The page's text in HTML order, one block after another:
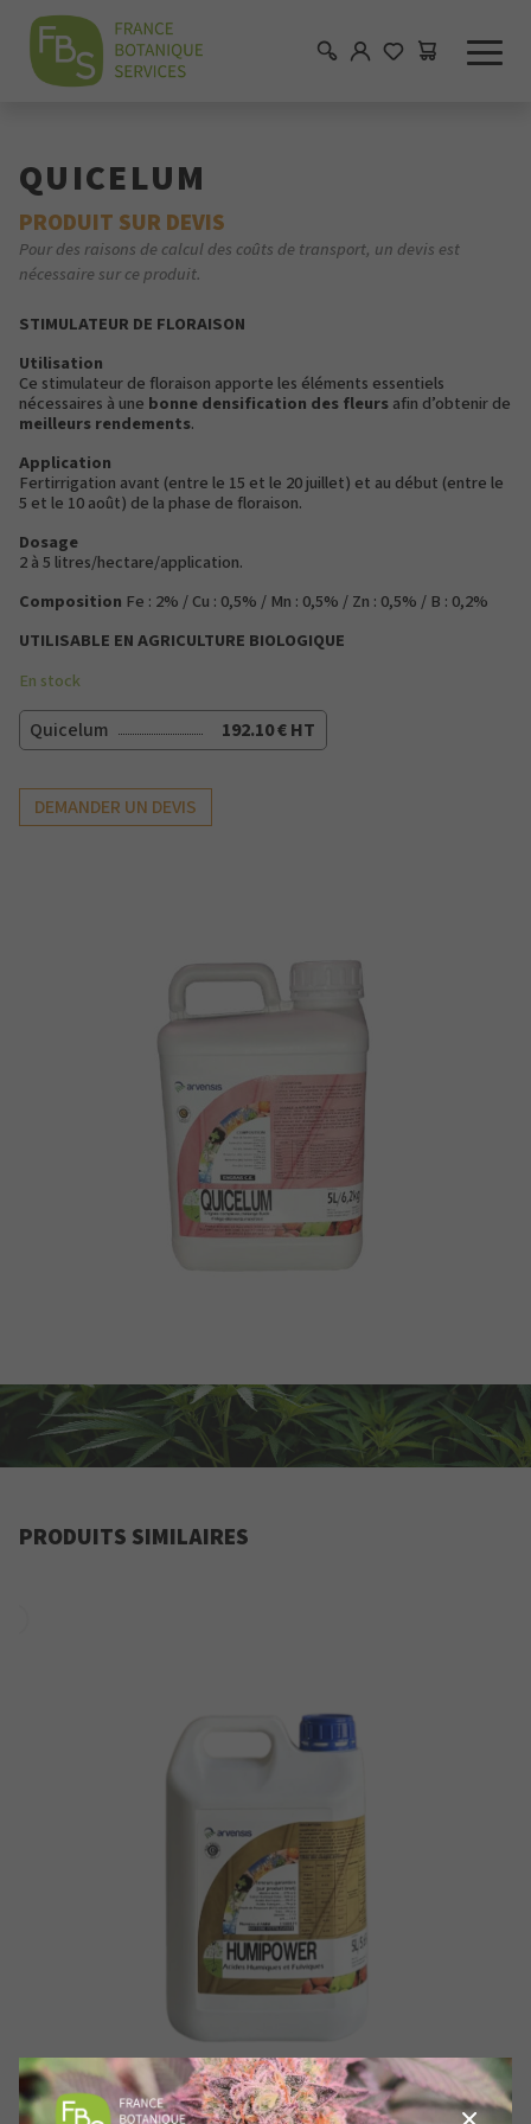
QUICELUM
PRODUIT SUR DEVIS
Pour des raisons de calcul des coûts de transport, un devis est
nécessaire sur ce produit.
STIMULATEUR DE FLORAISON
Utilisation
Ce stimulateur de floraison apporte les éléments essentiels
nécessaires à une bonne densification des fleursafin d’obtenir de
meilleurs rendements.
Application
Fertirrigation avant (entre le 15 et le 20 juillet) et au début (entre le
5 et le 10 août) de la phase de floraison.
Dosage
2 à 5 litres/hectare/application.
Composition Fe : 2% / Cu : 0,5% / Mn : 0,5% / Zn : 0,5% / B : 0,2%
UTILISABLE EN AGRICULTURE BIOLOGIQUE
En stock
Quicelum 192.10 € HT
DEMANDER UN DEVIS
PRODUITS SIMILAIRES